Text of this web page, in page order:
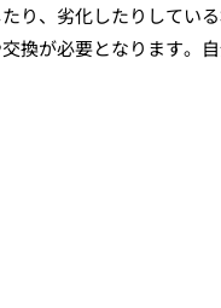
り、劣化したりしてい
換が必要となります。